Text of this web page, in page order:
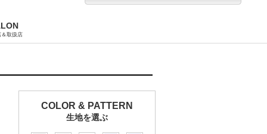
＆取扱店
COLOR & PATTERN
生地を選ぶ